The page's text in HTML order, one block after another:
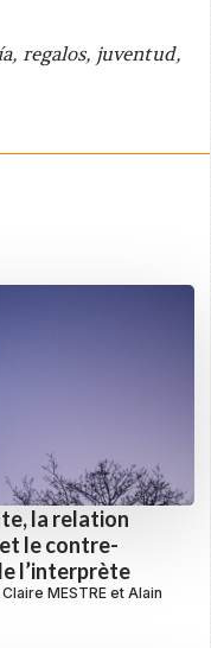
regalos, juventud,
la relation
le contre-
l’interprète
Claire MESTRE et Alain